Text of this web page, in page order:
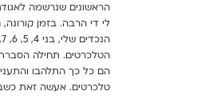
הראשונים שנרשמה
לי די הרבה. בזמן
הטלכרטים. תחילה
הם כל כך התלהבו
טלכרטים. אעשה זאת